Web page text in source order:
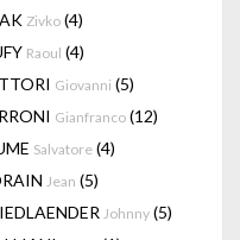
Zivko (4)
Raoul (4)
Giovanni (5)
Gianfranco (12)
Salvatore (4)
Jean (5)
Johnny (5)